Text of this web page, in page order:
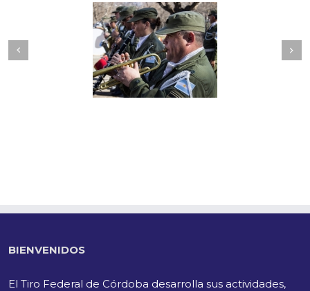
BIENVENIDOS
El Tiro Federal de Córdoba desarrolla sus actividades,